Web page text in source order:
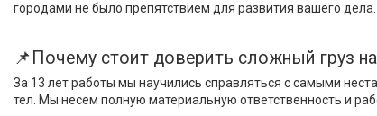
городами не было препятствием для развития вашего дела.
📌Почему стоит доверить сложный груз
За 13 лет работы мы научились справляться с самыми
тел. Мы несем полную материальную ответственность и